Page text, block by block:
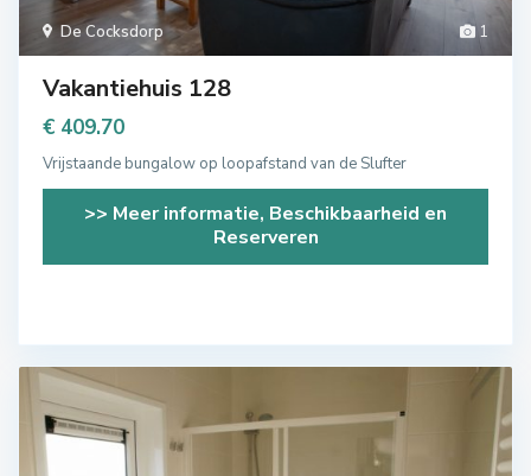
1
De Cocksdorp
Vakantiehuis 128
€ 409.70
Vrijstaande bungalow op loopafstand van de Slufter
>> Meer informatie, Beschikbaarheid en
Reserveren